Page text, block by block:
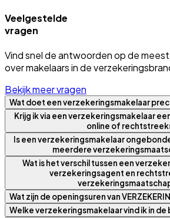
Veelgestelde
vragen
Vind snel de antwoorden op de
over makelaars in de
Bekijk meer vragen
Wat doet een verzekeringsmakelaar
Krijg ik via een verzekeringsmakelaar
online of
Is een verzekeringsmakelaar
meerdere
Wat is het verschil tussen een
verzekeringsagent en
Wat zijn de openingsuren van
Welke verzekeringsmakelaar vind ik in de